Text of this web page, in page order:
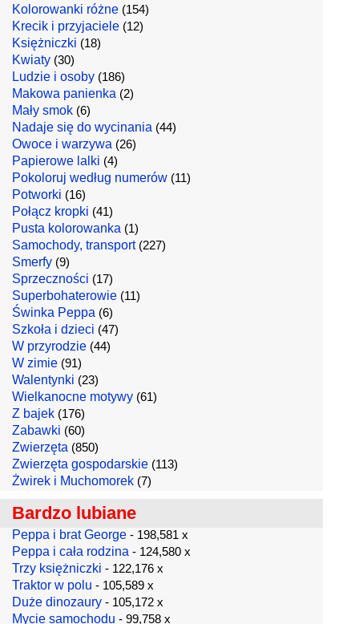
Kolorowanki różne (154)
Krecik i przyjaciele (12)
Księżniczki (18)
Kwiaty (30)
Ludzie i osoby (186)
Makowa panienka (2)
Mały smok (6)
Nadaje się do wycinania (44)
Owoce i warzywa (26)
Papierowe lalki (4)
Pokoloruj według numerów (11)
Potworki (16)
Połącz kropki (41)
Pusta kolorowanka (1)
Samochody, transport(227)
Smerfy (9)
Sprzeczności (17)
Superbohaterowie (11)
Świnka Peppa (6)
Szkoła i dzieci (47)
W przyrodzie (44)
W zimie (91)
Walentynki (23)
Wielkanocne motywy (61)
Z bajek (176)
Zabawki (60)
Zwierzęta (850)
Zwierzęta gospodarskie (113)
Żwirek i Muchomorek (7)
Bardzo lubiane
Peppa i brat George - 198,581 x
Peppa i cała rodzina - 124,580 x
Trzy księżniczki - 122,176 x
Traktor w polu - 105,589 x
Duże dinozaury - 105,172 x
Mycie samochodu - 99,758 x